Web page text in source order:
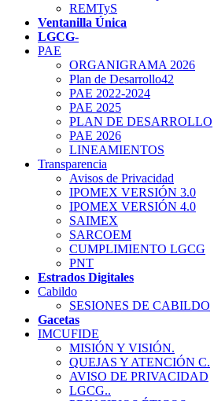
REMTyS
Ventanilla Única
LGCG-
PAE
ORGANIGRAMA 2026
Plan de Desarrollo42
PAE 2022-2024
PAE 2025
PLAN DE DESARROLLO
PAE 2026
LINEAMIENTOS
Transparencia
Avisos de Privacidad
IPOMEX VERSIÓN 3.0
IPOMEX VERSIÓN 4.0
SAIMEX
SARCOEM
CUMPLIMIENTO LGCG
PNT
Estrados Digitales
Cabildo
SESIONES DE CABILDO
Gacetas
IMCUFIDE
MISIÓN Y VISIÓN.
QUEJAS Y ATENCIÓN C.
AVISO DE PRIVACIDAD
LGCG..